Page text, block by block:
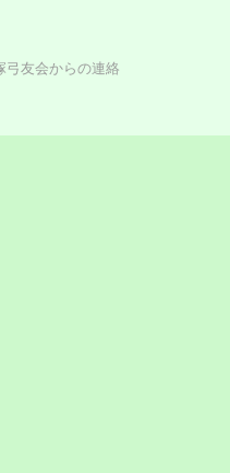
弓友会からの連絡